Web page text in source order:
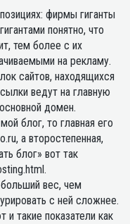
фирмы гиганты
понятно, что
тем более с их
на рекламу.
сайтов, находящихся
ведут на главную
домен.
блог, то главная его
а второстепенная,
блог» вот так
больший вес, чем
с ней сложнее.
такие показатели как